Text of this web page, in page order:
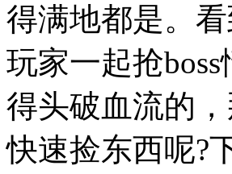
得满地都是。
玩家一起抢
得头破血流的
快速捡东西呢?